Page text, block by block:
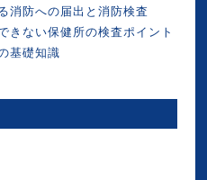
消防への届出と消防検査
きない保健所の検査ポイント
基礎知識